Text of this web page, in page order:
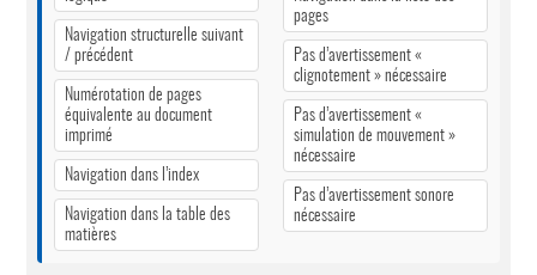
Navigation structurelle suivant
/ précédent
Numérotation de pages
équivalente au document
imprimé
Navigation dans l’index
Navigation dans la table des
matières
pages
Pas d’avertissement «
clignotement » nécessaire
Pas d’avertissement «
simulation de mouvement »
nécessaire
Pas d’avertissement sonore
nécessaire